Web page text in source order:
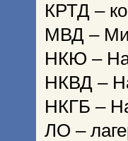
КРТД –
МВД –
НКЮ –
НКВД –
НКГБ –
ЛО –